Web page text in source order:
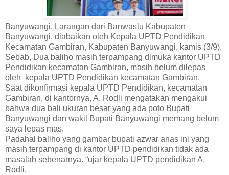
Banyuwangi, Larangan dari Banwaslu Kabupaten
Banyuwangi, diabaikan oleh Kepala UPTD Pendidikan
Kecamatan Gambiran, Kabupaten Banyuwangi, kamis (3/9).
Sebab, Dua baliho masih terpampang dimuka kantor UPTD
Pendidikan kecamatan Gambiran, masih belum dilepas
oleh kepala UPTD Pendidikan kecamatan Gambiran.
Saat dikonfirmasi kepala UPTD Pendidikan, kecamatan
Gambiran, di kantornya, A. Rodli mengatakan mengakui
bahwa dua bali ukuran besar yang ada poto Bupati
Banyuwangi dan wakil Bupati Banyuwangi memang belum
saya lepas mas.
Padahal baliho yang gambar bupati azwar anas ini yang
masih terpampang di kantor UPTD pendidikan tidak ada
masalah sebenarnya. “ujar kepala UPTD pendidikan A.
Rodli.